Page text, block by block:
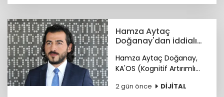
Hamza Aytaç
Doğanay'dan iddialı
Hamza Aytaç Doğanay,
KA'OS (Kognitif Artırımlı
siber güvenlik yazılımları
2 gün önce DİJİTAL